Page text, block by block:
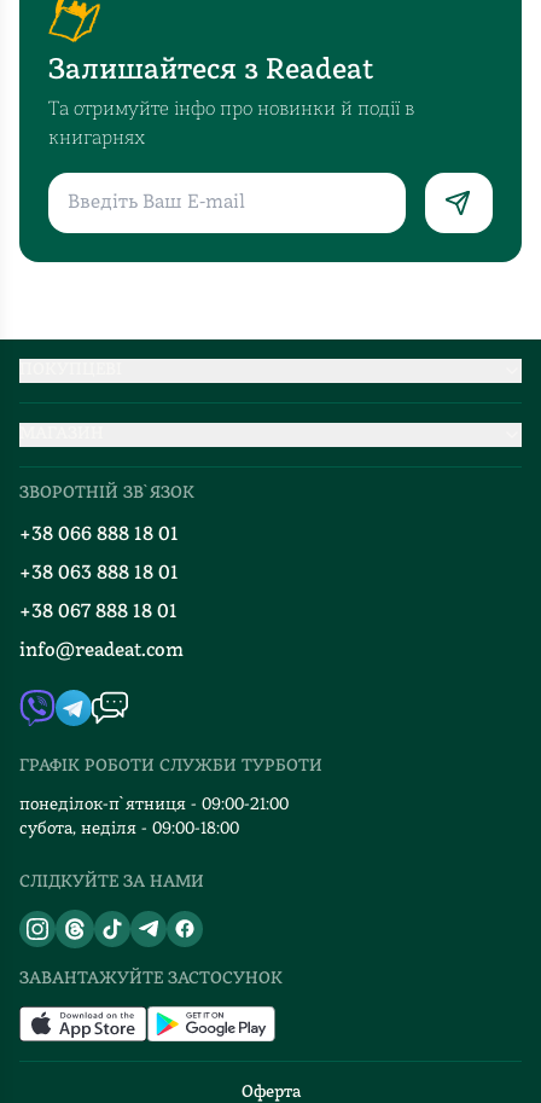
Залишайтеся з Readeat
Та отримуйте інфо про новинки й події в
книгарнях
Добірки
Блог
Події
Книгарні
Контакти
Автори
Видавництва
Відгуки та оцінка RDT
ЗВОРОТНІЙ ЗВ`ЯЗОК
+38 066 888 18 01
+38 063 888 18 01
+38 067 888 18 01
info@readeat.com
ГРАФІК РОБОТИ СЛУЖБИ ТУРБОТИ
понеділок-п`ятниця - 09:00-21:00
субота, неділя - 09:00-18:00
СЛІДКУЙТЕ ЗА НАМИ
ЗАВАНТАЖУЙТЕ ЗАСТОСУНОК
Оферта